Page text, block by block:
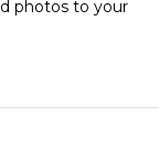
photos to your